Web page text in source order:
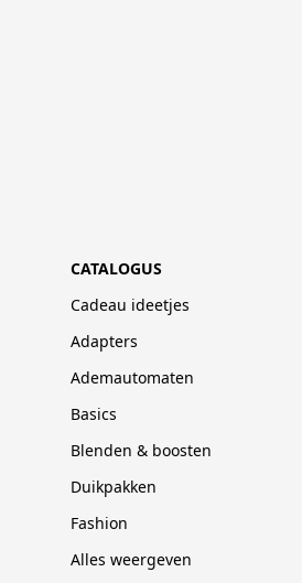
CATALOGUS
Cadeau ideetjes
Adapters
Ademautomaten
Basics
Blenden & boosten
Duikpakken
Fashion
Alles weergeven